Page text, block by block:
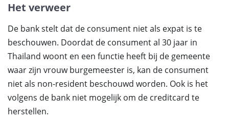
Het verweer
De bank stelt dat de consument niet als expat is te
beschouwen. Doordat de consument al 30 jaar in
Thailand woont en een functie heeft bij de gemeente
waar zijn vrouw burgemeester is, kan de consument
niet als non-resident beschouwd worden. Ook is het
volgens de bank niet mogelijk om de creditcard te
herstellen.